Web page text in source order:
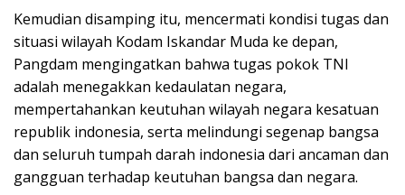
Kemudian disamping itu, mencermati kondisi tugas dan
situasi wilayah Kodam Iskandar Muda ke depan,
Pangdam mengingatkan bahwa tugas pokok TNI
adalah menegakkan kedaulatan negara,
mempertahankan keutuhan wilayah negara kesatuan
republik indonesia, serta melindungi segenap bangsa
dan seluruh tumpah darah indonesia dari ancaman dan
gangguan terhadap keutuhan bangsa dan negara.